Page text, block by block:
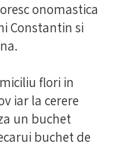
onomastica
Constantin si
flori in
iar la cerere
un buchet
buchet de